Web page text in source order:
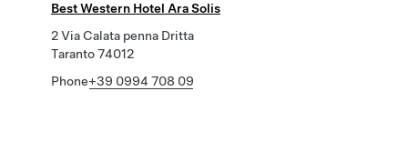
Best Western Hotel Ara Solis
2 Via Calata penna Dritta
Taranto 74012
Phone+39 0994 708 09